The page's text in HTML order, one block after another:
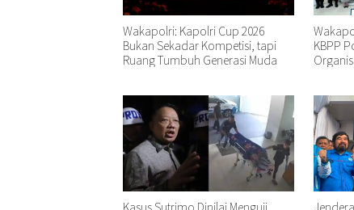
Wakapolri: Kapolri Cup 2026
Bukan Sekadar Kompetisi, tapi
Ruang Tumbuh Generasi Muda
KBPP
Kasus Sutrimo Dinilai Menguji